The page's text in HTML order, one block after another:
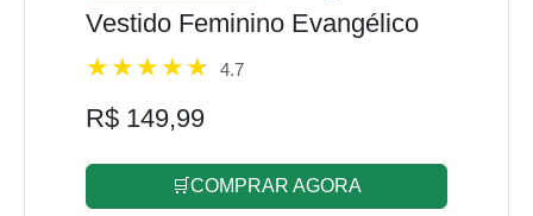
Vestido Feminino Evangélico
4.7
R$ 149,99
🛒COMPRAR AGORA